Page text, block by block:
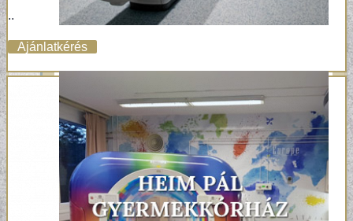
..
Ajánlatkérés